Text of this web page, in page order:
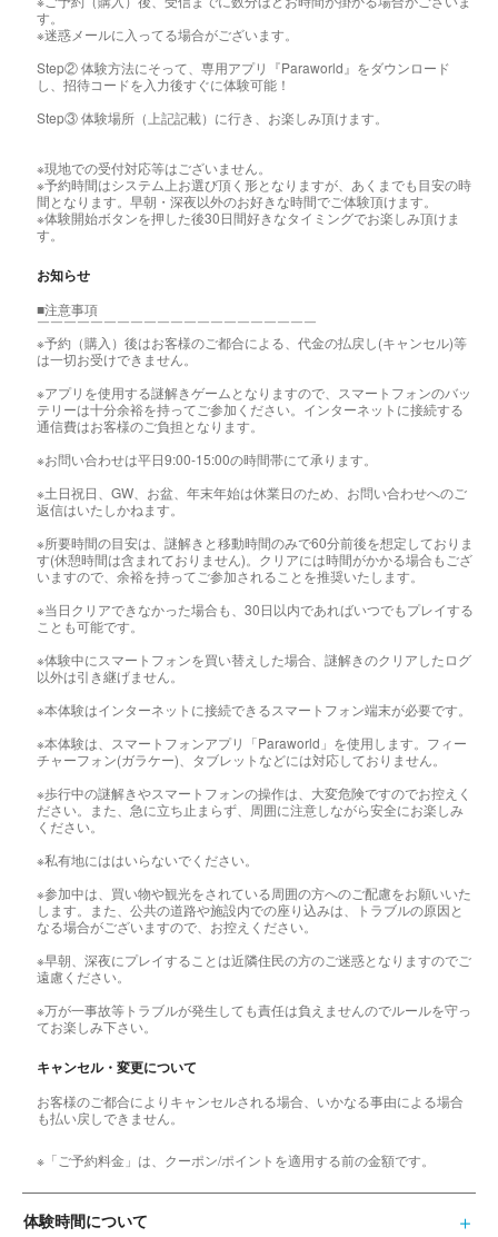
す。
※迷惑メールに入ってる場合がございます。
Step② 体験方法にそって、専用アプリ『Paraworld』をダウンロード
し、招待コードを入力後すぐに体験可能！
Step③ 体験場所（上記記載）に行き、お楽しみ頂けます。
※現地での受付対応等はございません。
※予約時間はシステム上お選び頂く形となりますが、あくまでも目安の時
間となります。早朝・深夜以外のお好きな時間でご体験頂けます。
※体験開始ボタンを押した後30日間好きなタイミングでお楽しみ頂けま
す。
お知らせ
■注意事項
￣￣￣￣￣￣￣￣￣￣￣￣￣￣￣￣￣￣￣￣￣
※予約（購入）後はお客様のご都合による、代金の払戻し(キャンセル)等
は一切お受けできません。
※アプリを使用する謎解きゲームとなりますので、スマートフォンのバッ
テリーは十分余裕を持ってご参加ください。インターネットに接続する
通信費はお客様のご負担となります。
※お問い合わせは平日9:00-15:00の時間帯にて承ります。
※土日祝日、GW、お盆、年末年始は休業日のため、お問い合わせへのご
返信はいたしかねます。
※所要時間の目安は、謎解きと移動時間のみで60分前後を想定しておりま
す(休憩時間は含まれておりません)。クリアには時間がかかる場合もござ
いますので、余裕を持ってご参加されることを推奨いたします。
※当日クリアできなかった場合も、30日以内であればいつでもプレイする
ことも可能です。
※体験中にスマートフォンを買い替えした場合、謎解きのクリアしたログ
以外は引き継げません。
※本体験はインターネットに接続できるスマートフォン端末が必要です。
※本体験は、スマートフォンアプリ「Paraworld」を使用します。フィー
チャーフォン(ガラケー)、タブレットなどには対応しておりません。
※歩行中の謎解きやスマートフォンの操作は、大変危険ですのでお控えく
ださい。また、急に立ち止まらず、周囲に注意しながら安全にお楽しみ
ください。
※私有地にははいらないでください。
※参加中は、買い物や観光をされている周囲の方へのご配慮をお願いいた
します。また、公共の道路や施設内での座り込みは、トラブルの原因と
なる場合がございますので、お控えください。
※早朝、深夜にプレイすることは近隣住民の方のご迷惑となりますのでご
遠慮ください。
※万が一事故等トラブルが発生しても責任は負えませんのでルールを守っ
てお楽しみ下さい。
キャンセル・変更について
お客様のご都合によりキャンセルされる場合、いかなる事由による場合
も払い戻しできません。
※「ご予約料金」は、クーポン/ポイントを適用する前の金額です。
体験時間について